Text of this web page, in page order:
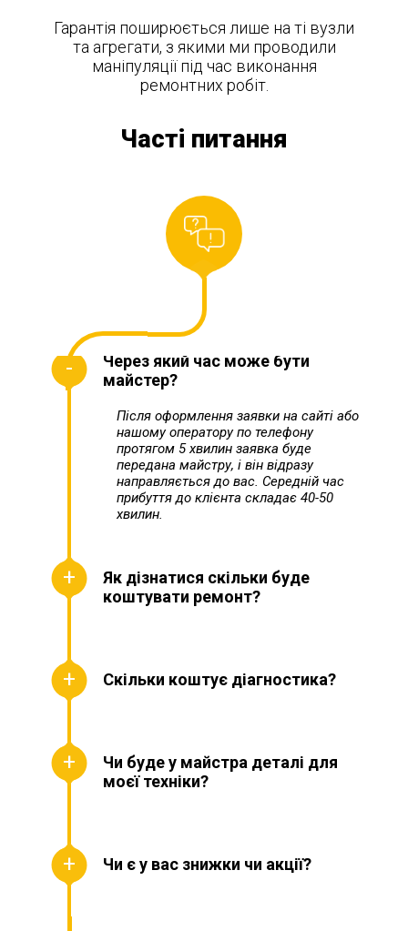
Гарантія поширюється лише на ті вузли
та агрегати, з якими ми проводили
маніпуляції під час виконання
ремонтних робіт.
Часті питання
Через який час може бути
майстер?
Після оформлення заявки на сайті або
нашому оператору по телефону
протягом 5 хвилин заявка буде
передана майстру, і він відразу
направляється до вас. Середній час
прибуття до клієнта складає 40-50
хвилин.
Як дізнатися скільки буде
коштувати ремонт?
Скільки коштує діагностика?
Чи буде у майстра деталі для
моєї техніки?
Чи є у вас знижки чи акції?